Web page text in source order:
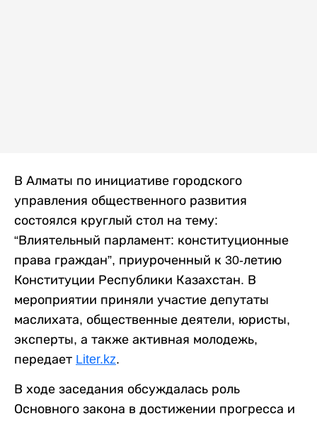
В Алматы по инициативе городского
управления общественного развития
состоялся круглый стол на тему:
“Влиятельный парламент: конституционные
права граждан”, приуроченный к 30-летию
Конституции Республики Казахстан. В
мероприятии приняли участие депутаты
маслихата, общественные деятели, юристы,
эксперты, а также активная молодежь,
передает Liter.kz.
В ходе заседания обсуждалась роль
Основного закона в достижении прогресса и